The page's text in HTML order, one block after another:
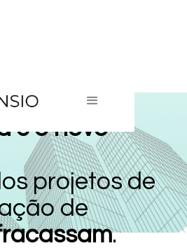
é o novo
projetos de
de
.